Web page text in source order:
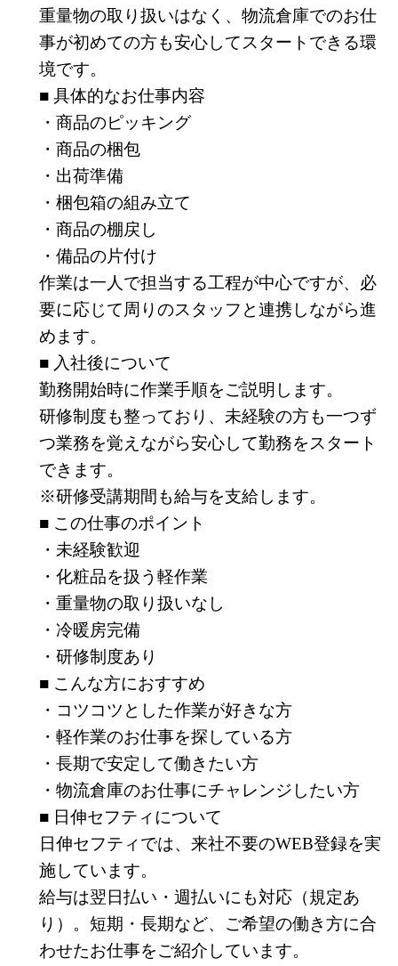
重量物の取り扱いはなく、物流倉庫でのお仕
事が初めての方も安心してスタートできる環
境です。
■ 具体的なお仕事内容
・商品のピッキング
・商品の梱包
・出荷準備
・梱包箱の組み立て
・商品の棚戻し
・備品の片付け
作業は一人で担当する工程が中心ですが、必
要に応じて周りのスタッフと連携しながら進
めます。
■ 入社後について
勤務開始時に作業手順をご説明します。
研修制度も整っており、未経験の方も一つず
つ業務を覚えながら安心して勤務をスタート
できます。
※研修受講期間も給与を支給します。
■ この仕事のポイント
・未経験歓迎
・化粧品を扱う軽作業
・重量物の取り扱いなし
・冷暖房完備
・研修制度あり
■ こんな方におすすめ
・コツコツとした作業が好きな方
・軽作業のお仕事を探している方
・長期で安定して働きたい方
・物流倉庫のお仕事にチャレンジしたい方
■ 日伸セフティについて
日伸セフティでは、来社不要のWEB登録を実
施しています。
給与は翌日払い・週払いにも対応（規定あ
り）。短期・長期など、ご希望の働き方に合
わせたお仕事をご紹介しています。